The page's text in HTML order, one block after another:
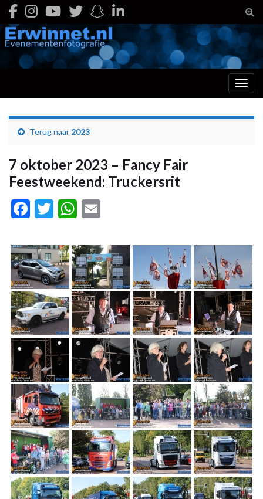
Terug naar 2023
7 oktober 2023 – Fancy Fair
Feestweekend: Truckersrit
Facebook
TwitterWhatsApp